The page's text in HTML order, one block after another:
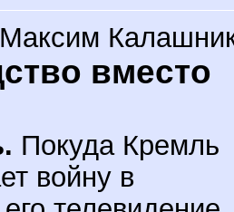
Максим
вместо
Покуда Кремль
войну в